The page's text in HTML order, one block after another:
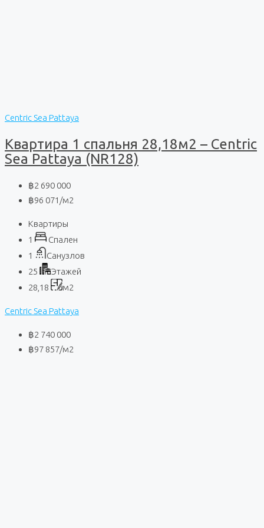
Centric Sea Pattaya
Квартира 1 спальня 28,18м2 – Centric
Sea Pattaya (NR128)
฿2 690 000
฿96 071 /м2
Квартиры
1
Спален
1
Санузлов
25
Этажей
28,18
м2
Centric Sea Pattaya
฿2 740 000
฿97 857/м2